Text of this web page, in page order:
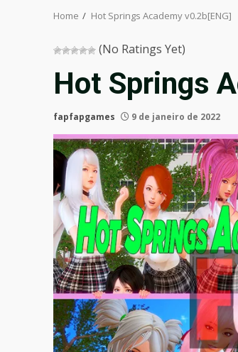
Home Hot Springs Academy v0.2b[ENG]
(No Ratings Yet)
Hot Springs
fapfapgames 9 de janeiro de 2022